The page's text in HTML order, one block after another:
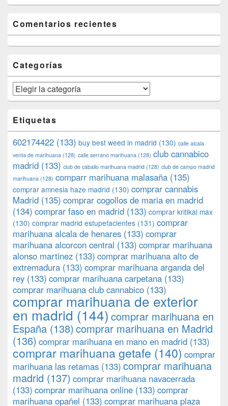
Comentarios recientes
Categorías
Categorías
Etiquetas
602174422 (133) buy best weed in madrid (130) calle alcala
venta de marihuana (128) calle serrano marihuana (128) club cannabico
madrid (133) club de caballo marihuana madrid (128) club de campo madrid
marihuana (128) comparr marihuana malasaña (135)
comprar amnesia haze madrid (130) comprar cannabis
Madrid (135) comprar cogollos de maria en madrid
(134) comprar faso en madrid (133) comprar kritikal max
(130) comprar madrid estupefacientes (131) comprar
marihuana alcala de henares (133) comprar
marihuana alcorcon central (133) comprar marihuana
alonso martinez (133) comprar marihuana alto de
extremadura (133) comprar marihuana arganda del
rey (133) comprar marihuana carpetana (133)
comprar marihuana club cannabico (133)
comprar marihuana de exterior
en madrid (144) comprar marihuana en
España (138) comprar marihuana en Madrid
(136) comprar marihuana en mano en madrid (133)
comprar marihuana getafe (140) comprar
marihuana las retamas (133) comprar marihuana
madrid (137) comprar marihuana navacerrada
(133) comprar marihuana online (133) comprar
marihuana opañel (133) comprar marihuana plaza